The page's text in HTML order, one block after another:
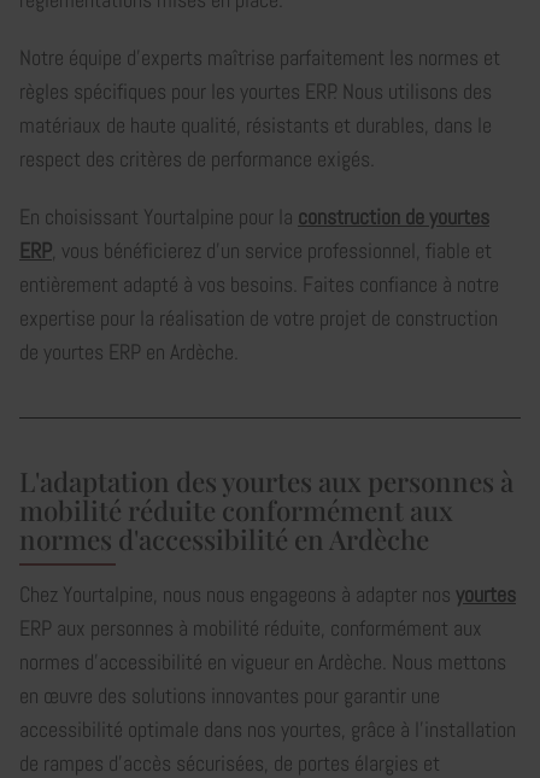
Notre équipe d'experts maîtrise parfaitement les normes et
règles spécifiques pour les yourtes ERP. Nous utilisons des
matériaux de haute qualité, résistants et durables, dans le
respect des critères de performance exigés.
En choisissant Yourtalpine pour la construction de yourtes
ERP, vous bénéficierez d'un service professionnel, fiable et
entièrement adapté à vos besoins. Faites confiance à notre
expertise pour la réalisation de votre projet de construction
de yourtes ERP en Ardèche.
L'adaptation des yourtes aux personnes à
mobilité réduite conformément aux
normes d'accessibilité en Ardèche
Chez Yourtalpine, nous nous engageons à adapter nos yourtes
ERP aux personnes à mobilité réduite, conformément aux
normes d'accessibilité en vigueur en Ardèche. Nous mettons
en œuvre des solutions innovantes pour garantir une
accessibilité optimale dans nos yourtes, grâce à l’installation
de rampes d'accès sécurisées, de portes élargies et